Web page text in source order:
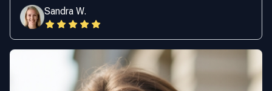
Sandra W.